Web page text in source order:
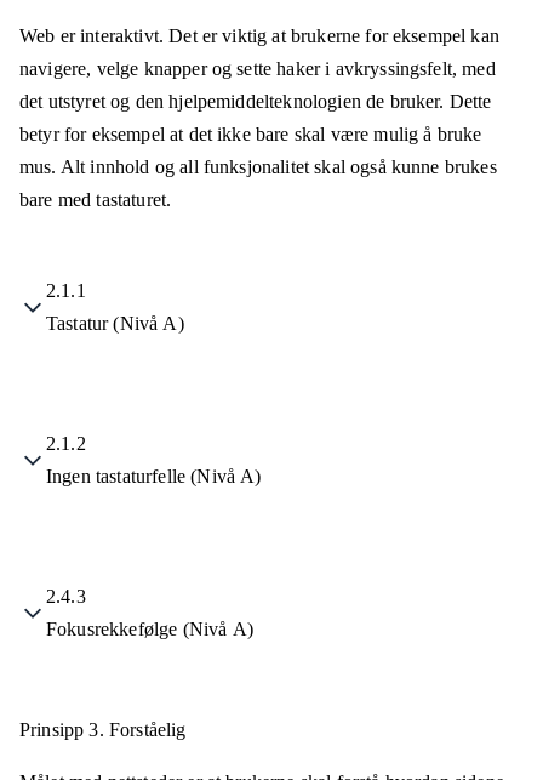
Web er interaktivt. Det er viktig at brukerne for eksempel kan
navigere, velge knapper og sette haker i avkryssingsfelt, med
det utstyret og den hjelpemiddelteknologien de bruker. Dette
betyr for eksempel at det ikke bare skal være mulig å bruke
mus. Alt innhold og all funksjonalitet skal også kunne brukes
bare med tastaturet.
2.1.1
Tastatur (Nivå A)
2.1.2
Ingen tastaturfelle (Nivå A)
2.4.3
Fokusrekkefølge (Nivå A)
Prinsipp 3. Forståelig